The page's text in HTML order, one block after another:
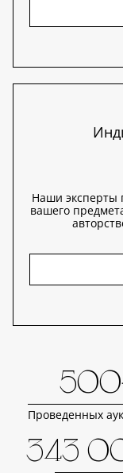
Наши эксперты
вашего
Проведенных
343